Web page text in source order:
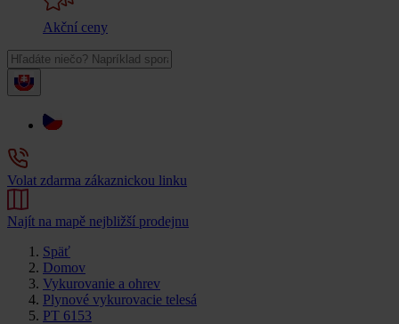
Akční ceny
Volat zdarma zákaznickou linku
Najít na mapě nejbližší prodejnu
Späť
Domov
Vykurovanie a ohrev
Plynové vykurovacie telesá
PT 6153